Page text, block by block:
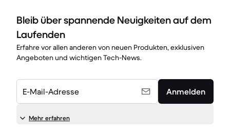
Bleib über spannende Neuigkeiten auf dem
Laufenden
Erfahre vor allen anderen von neuen Produkten, exklusiven
Angeboten und wichtigen Tech-News.
E-Mail-Adresse Anmelden
Mehr erfahren